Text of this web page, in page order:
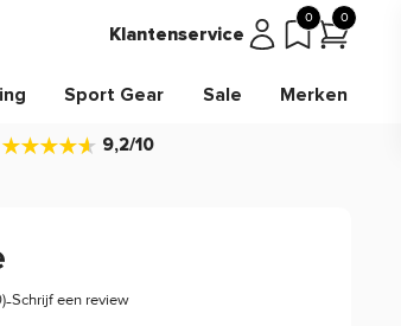
Klantenservice
0 0
Sport Gear Sale Merken
9,2/10
-Schrijf een review